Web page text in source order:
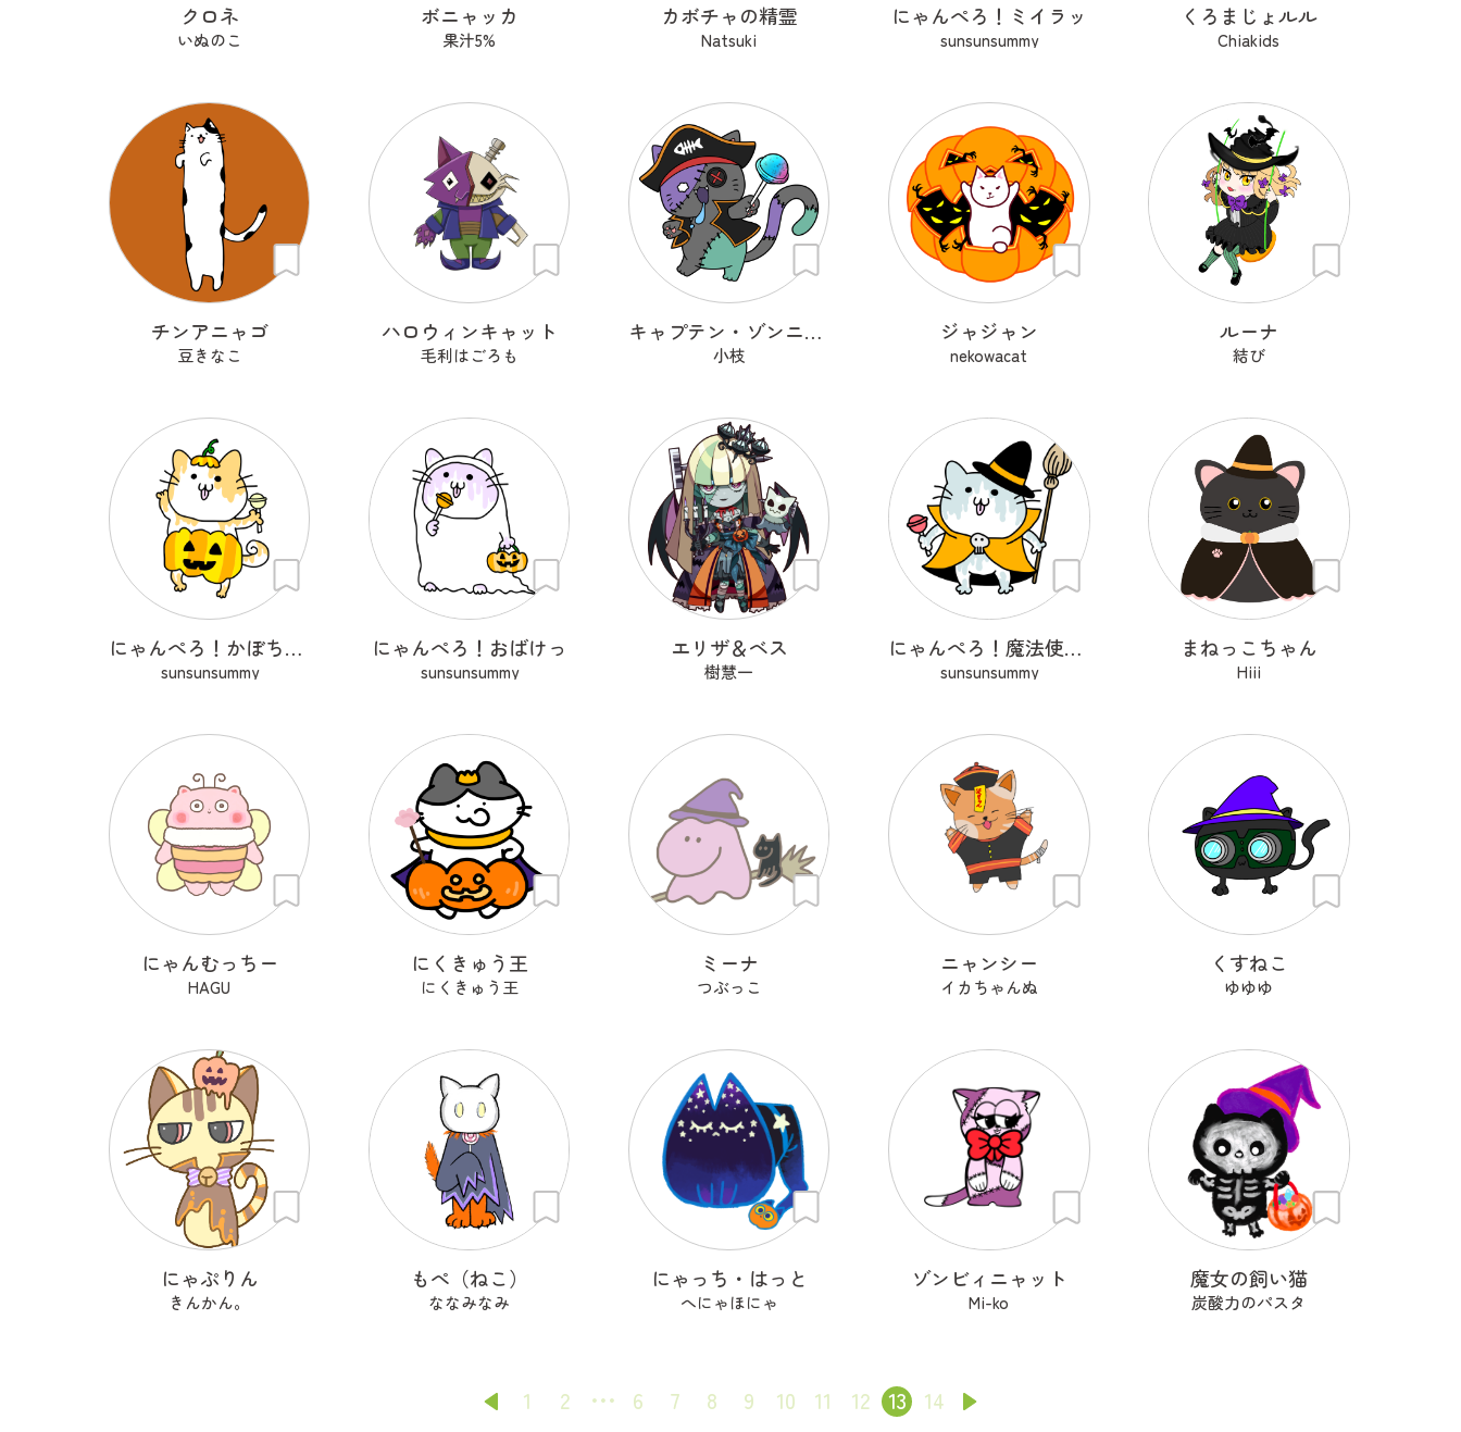
クロネ
いぬのこ
ボニャッカ
果汁5%
カボチャの精霊
Natsuki
にゃんぺろ！ミイラッ
sunsunsummy
くろまじょルル
Chiakids
チンアニャゴ
豆きなこ
ハロウィンキャット
毛利はごろも
キャプテン・ゾンニャック
小枝
ジャジャン
nekowacat
ルーナ
結び
にゃんぺろ！かぼちゃっ
sunsunsummy
にゃんぺろ！おばけっ
sunsunsummy
エリザ＆ベス
樹慧一
にゃんぺろ！魔法使いっ
sunsunsummy
まねっこちゃん
Hiii
にゃんむっちー
HAGU
にくきゅう王
にくきゅう王
ミーナ
つぶっこ
ニャンシー
イカちゃんぬ
くすねこ
ゆゆゆ
にゃぷりん
きんかん。
もぺ（ねこ）
ななみなみ
にゃっち・はっと
へにゃほにゃ
ゾンビィニャット
Mi-ko
魔女の飼い猫
炭酸力のパスタ
1 2 6 7 8 9 10 11 12 13 14